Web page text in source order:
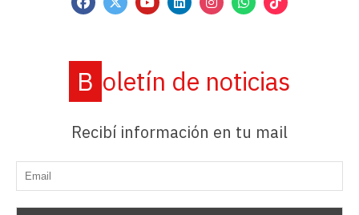
Boletín de noticias
Recibí información en tu mail